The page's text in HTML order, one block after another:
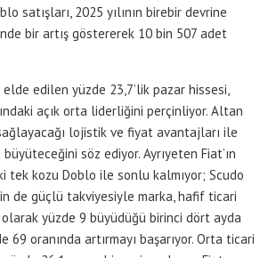
satışları, 2025 yılının birebir devrine
bir artış göstererek 10 bin 507 adet
edilen yüzde 23,7’lik pazar hissesi,
açık orta liderliğini perçinliyor. Altan
lojistik ve fiyat avantajları ile
söz ediyor. Ayrıyeten Fiat’ın
tek kozu Doblo ile sonlu kalmıyor; Scudo
de güçlü takviyesiyle marka, hafif ticari
olarak yüzde 9 büyüdüğü birinci dört ayda
69 oranında artırmayı başarıyor. Orta ticari